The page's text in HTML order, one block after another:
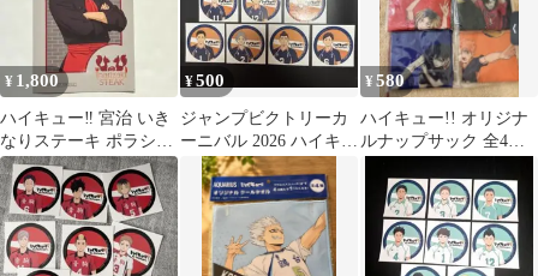
¥ 1,800
ハイキュー‼︎ 宮治 いき
なりステーキ ポラショ
ットコレクション 新品
¥500
ジャンプビクトリーカ
ーニバル 2026 ハイキュ
ー‼︎ ノベルティ 烏野 10
¥580
ハイキュー!! オリジナ
ルナップサック 全4種